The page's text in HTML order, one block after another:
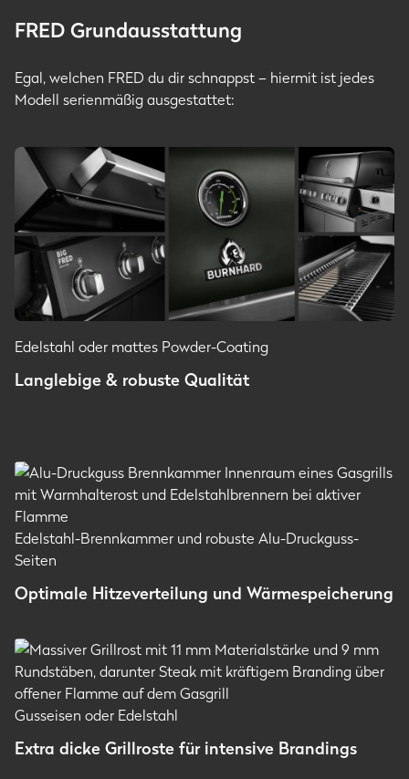
FRED Grundausstattung
Egal, welchen FRED du dir schnappst – hiermit ist jedes
Modell serienmäßig ausgestattet:
Edelstahl oder mattes Powder-Coating
Langlebige & robuste Qualität
Edelstahl-Brennkammer und robuste Alu-Druckguss-
Seiten
Optimale Hitzeverteilung und Wärmespeicherung
Gusseisen oder Edelstahl
Extra dicke Grillroste für intensive Brandings